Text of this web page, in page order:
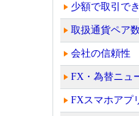
少額で取引で
取扱通貨ペア
会社の信頼性
FX・為替ニュ
FXスマホアプ